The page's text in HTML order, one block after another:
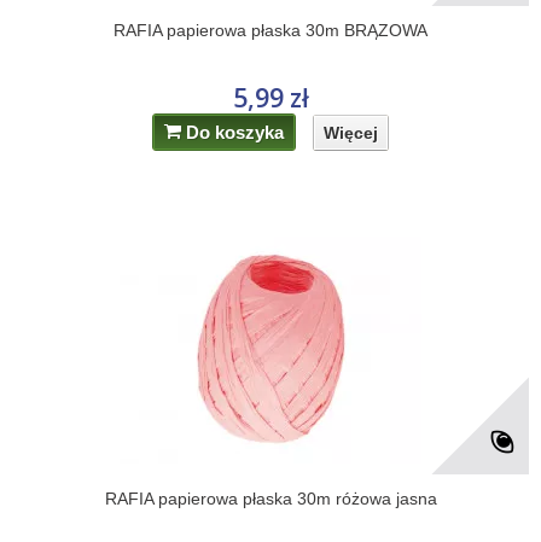
RAFIA papierowa płaska 30m BRĄZOWA
5,99 zł
Do koszyka Więcej
RAFIA papierowa płaska 30m różowa jasna